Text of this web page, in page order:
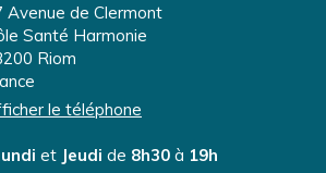
Avenue de Clermont
Santé Harmonie
Riom
le téléphone
et Jeudi de 8h30 à 19h